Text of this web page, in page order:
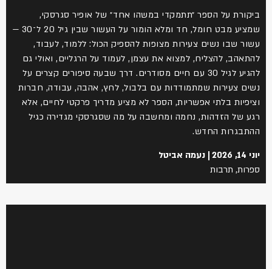
ביקורת על הספר ״תתמקדי במשהו אחד״ של אופיר סגרסקי,
שמציע מבט חומל, חד ומלא הומור על העשור שבין גיל 20 ל־30 —
עשור שבו נשים צעירות מצופות להספיק הכול: ללמוד, לעבוד,
להתאהב, להצליח, למצוא את עצמן, לעמוד על הרגליים, ואולי גם
להגיע לגיל 30 עם חיים מסודרים. דרך שבעה סיפורים קצרים על
נשים צעירות שמתמודדות עם בלבול, לחץ, אהבה, עבודה, חברות
וציפיות בלתי אפשריות, הספר לא מציע מדריך פרקטי לחיים, אלא
רגע של הזדהות, נחמה ומחשבה על מה שסגרסקי מגדירה כגיל
ההתבגרות החדש.
יוני 14, 2026
נעמה אביטל
ספרות, תרבות